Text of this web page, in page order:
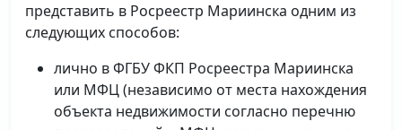
представить в Росреестр Мариинска одним из
следующих способов:
лично в ФГБУ ФКП Росреестра Мариинска
или МФЦ (независимо от места нахождения
объекта недвижимости согласно перечню